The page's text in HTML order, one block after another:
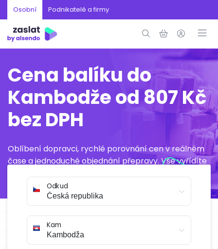
Osobní Podnikatelé a firmy
Cena balíku do
Kambodže od 807 Kč
bez DPH
Oblíbení dopravci, rychlé porovnání cen v reálném
čase a jednoduché objednání přepravy. Vše vyřídíte
Odkud
Kam